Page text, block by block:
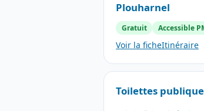
Plouharnel
Gratuit Accessible
Voir la ficheItinéraire
Toilettes